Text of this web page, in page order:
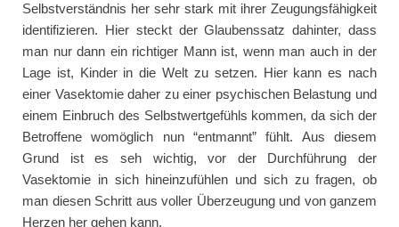
Selbstverständnis her sehr stark mit ihrer Zeugungsfähigkeit
identifizieren. Hier steckt der Glaubenssatz dahinter, dass
man nur dann ein richtiger Mann ist, wenn man auch in der
Lage ist, Kinder in die Welt zu setzen. Hier kann es nach
einer Vasektomie daher zu einer psychischen Belastung und
einem Einbruch des Selbstwertgefühls kommen, da sich der
Betroffene womöglich nun “entmannt” fühlt. Aus diesem
Grund ist es seh wichtig, vor der Durchführung der
Vasektomie in sich hineinzufühlen und sich zu fragen, ob
man diesen Schritt aus voller Überzeugung und von ganzem
Herzen her gehen kann.